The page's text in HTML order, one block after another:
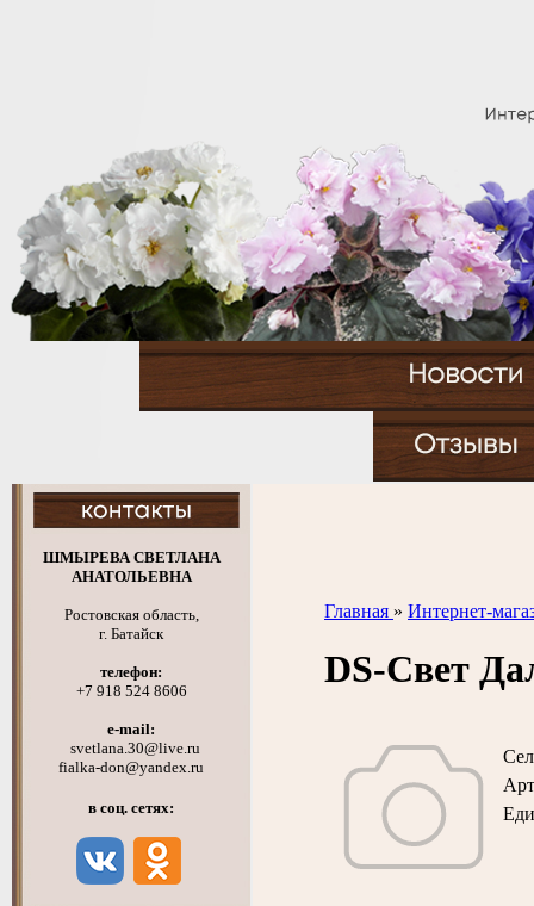
ШМЫРЕВА СВЕТЛАНА
АНАТОЛЬЕВНА
Ростовская область,
г. Батайск
телефон:
+7 918 524 8606
e-mail:
svetlana.30@live.ru
fialka-don@yandex.ru
в соц. сетях:
Главная » Интернет-
DS-Свет